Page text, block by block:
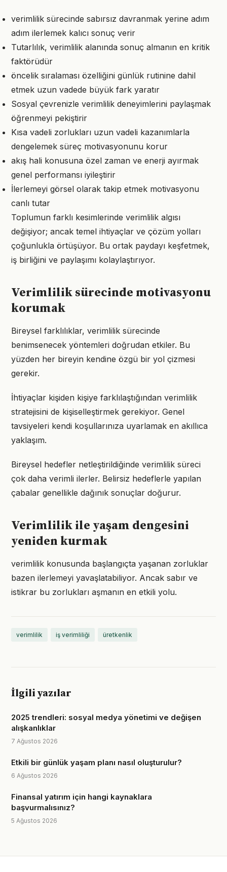
verimlilik sürecinde sabırsız davranmak yerine adım
adım ilerlemek kalıcı sonuç verir
Tutarlılık, verimlilik alanında sonuç almanın en kritik
faktörüdür
öncelik sıralaması özelliğini günlük rutinine dahil
etmek uzun vadede büyük fark yaratır
Sosyal çevrenizle verimlilik deneyimlerini paylaşmak
öğrenmeyi pekiştirir
Kısa vadeli zorlukları uzun vadeli kazanımlarla
dengelemek süreç motivasyonunu korur
akış hali konusuna özel zaman ve enerji ayırmak
genel performansı iyileştirir
İlerlemeyi görsel olarak takip etmek motivasyonu
canlı tutar
Toplumun farklı kesimlerinde verimlilik algısı
değişiyor; ancak temel ihtiyaçlar ve çözüm yolları
çoğunlukla örtüşüyor. Bu ortak paydayı keşfetmek,
iş birliğini ve paylaşımı kolaylaştırıyor.
Verimlilik sürecinde motivasyonu
korumak
Bireysel farklılıklar, verimlilik sürecinde
benimsenecek yöntemleri doğrudan etkiler. Bu
yüzden her bireyin kendine özgü bir yol çizmesi
gerekir.
İhtiyaçlar kişiden kişiye farklılaştığından verimlilik
stratejisini de kişiselleştirmek gerekiyor. Genel
tavsiyeleri kendi koşullarınıza uyarlamak en akıllıca
yaklaşım.
Bireysel hedefler netleştirildiğinde verimlilik süreci
çok daha verimli ilerler. Belirsiz hedeflerle yapılan
çabalar genellikle dağınık sonuçlar doğurur.
Verimlilik ile yaşam dengesini
yeniden kurmak
verimlilik konusunda başlangıçta yaşanan zorluklar
bazen ilerlemeyi yavaşlatabiliyor. Ancak sabır ve
istikrar bu zorlukları aşmanın en etkili yolu.
verimlilik iş verimliliği üretkenlik
İlgili yazılar
2025 trendleri: sosyal medya yönetimi ve değişen
alışkanlıklar
7 Ağustos 2026
Etkili bir günlük yaşam planı nasıl oluşturulur?
6 Ağustos 2026
Finansal yatırım için hangi kaynaklara
başvurmalısınız?
5 Ağustos 2026